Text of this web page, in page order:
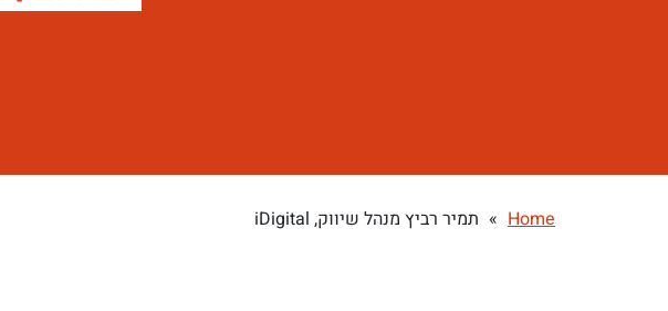
Home
» תמיר רביץ מנהל שיווק, iDigital